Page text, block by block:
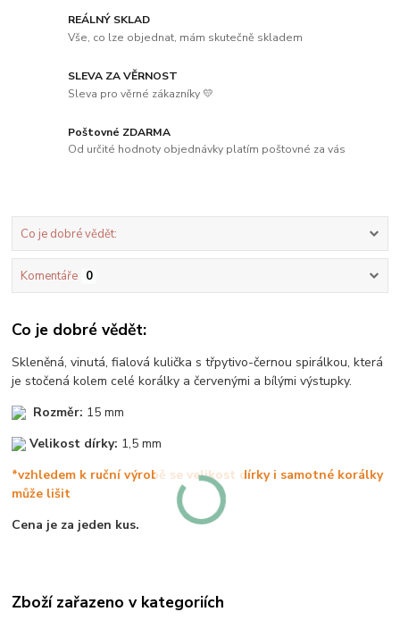
REÁLNÝ SKLAD
Vše, co lze objednat, mám skutečně skladem
SLEVA ZA VĚRNOST
Sleva pro věrné zákazníky 💛
Poštovné ZDARMA
Od určité hodnoty objednávky platím poštovné za vás
Co je dobré vědět:
Komentáře 0
Co je dobré vědět:
Skleněná, vinutá, fialová kulička s třpytivo-černou spirálkou, která
je stočená kolem celé korálky a červenými a bílými výstupky.
Rozměr: 15 mm
Velikost dírky: 1,5 mm
*vzhledem k ruční výrobě se velikost dírky i samotné korálky
může lišit
Cena je za jeden kus.
Zboží zařazeno v kategoriích